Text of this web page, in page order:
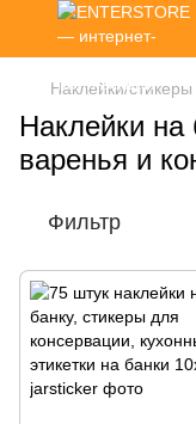
Наклейки/стикеры
Наклейки
варенья и
Фильтр